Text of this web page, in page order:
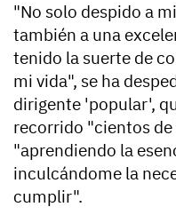
"No solo despido a
también a una
tenido la suerte de
mi vida", se ha
dirigente 'popular',
recorrido "cientos
"aprendiendo la
inculcándome la
cumplir".